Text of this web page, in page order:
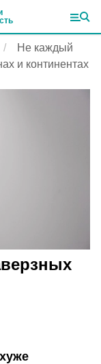
Не каждый
и континентах